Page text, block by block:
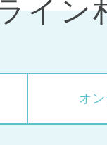
イン
オ